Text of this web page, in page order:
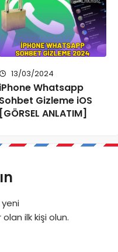
13/03/2024
iPhone Whatsapp
Sohbet Gizleme iOS
[GÖRSEL ANLATIM]
ilk kişi olun.